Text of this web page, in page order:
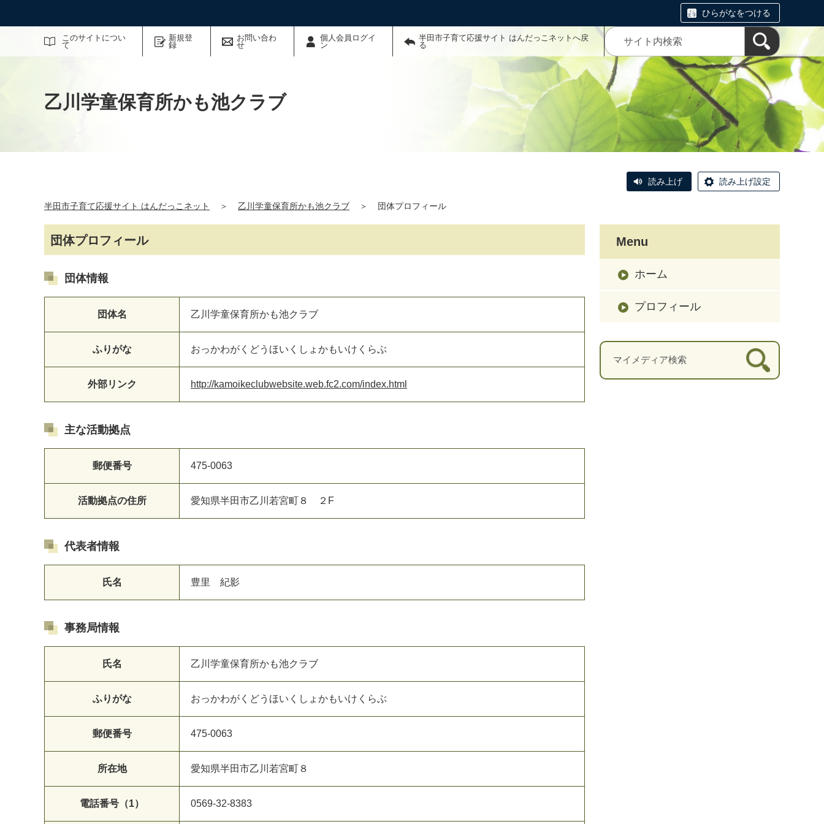
ひらがなをつける
このサイトについ
て
新規登
録
お問い合わ
せ
個人会員ログイ
ン
半田市子育て応援サイト はんだっこネットへ戻
る
サイト内検索
乙川学童保育所かも池クラブ
読み上げ 読み上げ設定
半田市子育て応援サイト はんだっこネット ＞ 乙川学童保育所かも池クラブ ＞ 団体プロフィール
団体プロフィール
団体情報
団体名 乙川学童保育所かも池クラブ
ふりがな おっかわがくどうほいくしょかもいけくらぶ
外部リンク http://kamoikeclubwebsite.web.fc2.com/index.html
主な活動拠点
郵便番号 475-0063
活動拠点の住所 愛知県半田市乙川若宮町８ ２F
代表者情報
氏名 豊里 紀影
事務局情報
氏名 乙川学童保育所かも池クラブ
ふりがな おっかわがくどうほいくしょかもいけくらぶ
郵便番号 475-0063
所在地 愛知県半田市乙川若宮町８
電話番号（1） 0569-32-8383
Menu
ホーム
プロフィール